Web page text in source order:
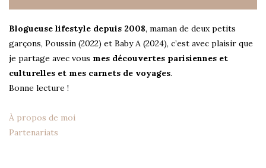
Blogueuse lifestyle depuis 2008, maman de deux petits
garçons, Poussin (2022) et Baby A (2024), c’est avec plaisir que
je partage avec vous mes découvertes parisiennes et
culturelles et mes carnets de voyages.
Bonne lecture !
À propos de moi
Partenariats